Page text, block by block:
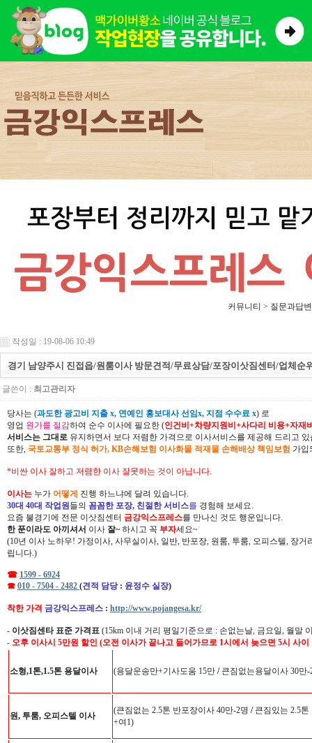
커뮤니티 > 질문과답변
작성일 : 19-08-06 10:49
경기 남양주시 진접읍/원룸이사 방문견적/무료상담/포장이삿짐센터/업체순
글쓴이 : 최고관리자
당사는 (과도한 광고비 지출 x, 연예인 홍보대사 선임x, 지점 수수료 x) 로
영업 원가를 절감하여 순수 이사에 필요한 (인건비+차량지원비+사다리 비용+자재
서비스는 그대로 유지하면서 보다 저렴한 가격으로 이사서비스를 제공해 드리고 있
또한, 국토교통부 정식 허가, KB손해보험 이사화물 적재물 손해배상 책임보험 가입
*비싼 이사 잘하고 저렴한 이사 잘못하는 것이 아닙니다.
이사는 누가 어떻게 진행 하느냐에 달려 있습니다.
30대 40대 작업원들의 꼼꼼한 포장, 친절한 서비스를 경험해 보세요.
요즘 불경기에 전문 이삿짐센터 금강익스프레스를 만나신 것도 행운입니다.
한 푼이라도 아끼셔서 이사 잘~ 하시고 꼭 부자세요~
(10년 이사 노하우! 가정이사, 사무실이사, 일반, 반포장, 원룸, 투룸, 오피스텔, 장
립니다.)
☎ 1599 - 6924
☎ 010 - 7504 - 2482 (견적 담당 : 윤정수 실장)
착한 가격 금강익스프레스 : http://www.pojangesa.kr/
- 이삿짐센타 표준 가격표 (15km 이내 거리 평일기준으로 : 손없는날, 금요일, 월말
- 오후 이사시 5만원 할인 (오전 이사가 끝나고 들어가므로 1시에서 늦으면 5시 사
소형,1톤,1.5톤 용달이사 (용달운송만+기사도움 15만 /큰짐없는용달이사 30만-
원, 투룸, 오피스텔 이사
(큰짐없는 2.5톤 반포장이사 40만-2명 /큰짐있는 2.5톤
+여1)